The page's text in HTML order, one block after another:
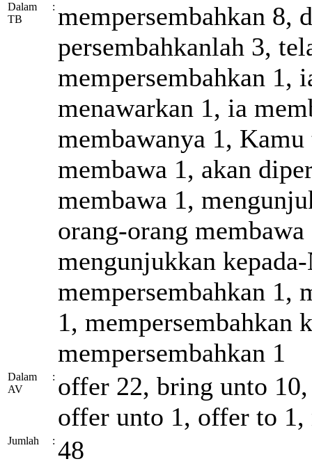
Dalam
TB
: mempersembahkan 8,
persembahkanlah 3,
mempersembahkan 1,
menawarkan 1, ia
membawanya 1,
membawa 1, akan
membawa 1,
orang-orang
mengunjukkan
mempersembahkan 1,
1, mempersembahkan
mempersembahkan 1
Dalam
AV
: offer 22, bring unto
offer unto 1, offer to 1,
Jumlah : 48